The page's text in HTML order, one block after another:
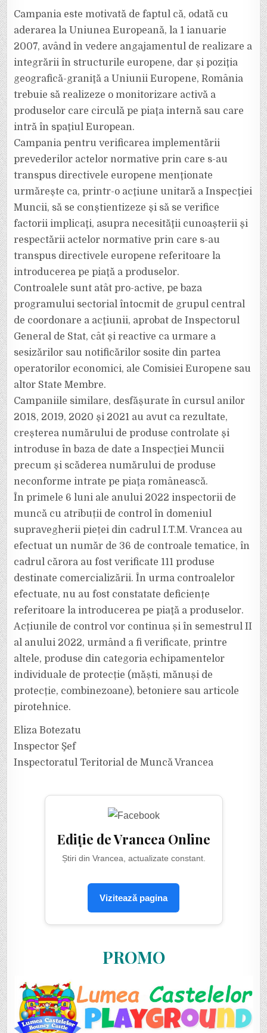
Campania este motivată de faptul că, odată cu
aderarea la Uniunea Europeană, la 1 ianuarie
2007, având în vedere angajamentul de realizare a
integrării în structurile europene, dar şi poziţia
geografică-graniţă a Uniunii Europene, România
trebuie să realizeze o monitorizare activă a
produselor care circulă pe piaţa internă sau care
intră în spaţiul European.
Campania pentru verificarea implementării
prevederilor actelor normative prin care s-au
transpus directivele europene menţionate
urmăreşte ca, printr-o acţiune unitară a Inspecţiei
Muncii, să se conştientizeze şi să se verifice
factorii implicaţi, asupra necesităţii cunoaşterii şi
respectării actelor normative prin care s-au
transpus directivele europene referitoare la
introducerea pe piaţă a produselor.
Controalele sunt atât pro-active, pe baza
programului sectorial întocmit de grupul central
de coordonare a acţiunii, aprobat de Inspectorul
General de Stat, cât şi reactive ca urmare a
sesizărilor sau notificărilor sosite din partea
operatorilor economici, ale Comisiei Europene sau
altor State Membre.
Campaniile similare, desfăşurate în cursul anilor
2018, 2019, 2020 şi 2021 au avut ca rezultate,
creşterea numărului de produse controlate şi
introduse în baza de date a Inspecţiei Muncii
precum şi scăderea numărului de produse
neconforme intrate pe piaţa românească.
În primele 6 luni ale anului 2022 inspectorii de
muncă cu atribuții de control în domeniul
supravegherii pieței din cadrul I.T.M. Vrancea au
efectuat un număr de 36 de controale tematice, în
cadrul cărora au fost verificate 111 produse
destinate comercializării. În urma controalelor
efectuate, nu au fost constatate deficiențe
referitoare la introducerea pe piaţă a produselor.
Acțiunile de control vor continua și în semestrul II
al anului 2022, urmând a fi verificate, printre
altele, produse din categoria echipamentelor
individuale de protecție (măști, mănuși de
protecție, combinezoane), betoniere sau articole
pirotehnice.
Eliza Botezatu
Inspector Şef
Inspectoratul Teritorial de Muncă Vrancea
Ediție de Vrancea Online
Știri din Vrancea, actualizate constant.
Vizitează pagina
PROMO